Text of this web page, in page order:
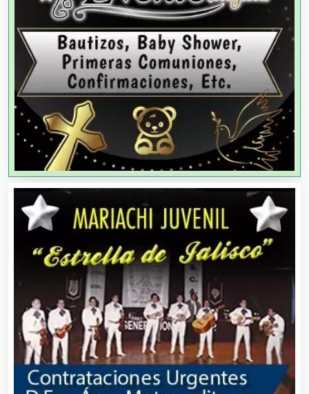
Agencias de Modelos
Agencias de Publicidad
Agencias de Viajes
Agricultores
Agricultura y Ganadería
Agua Purificada
Aire Acondicionado
Alarmas